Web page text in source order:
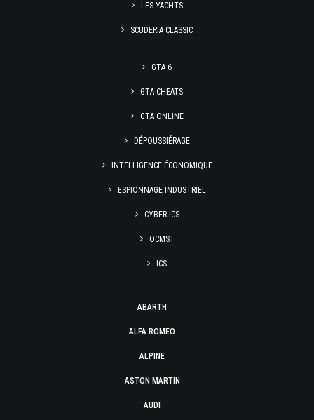
LES YACHTS
SCUDERIA CLASSIC
GTA 6
GTA CHEATS
GTA ONLINE
DÉPOUSSIÉRAGE
INTELLIGENCE ÉCONOMIQUE
ESPIONNAGE INDUSTRIEL
CYBER ICS
OCMST
ICS
ABARTH
ALFA ROMEO
ALPINE
ASTON MARTIN
AUDI